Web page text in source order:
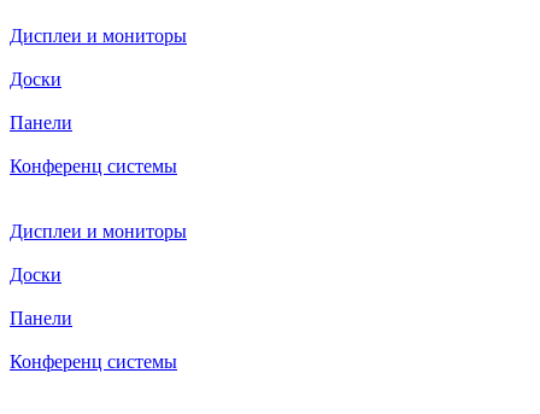
Дисплеи и мониторы
Доски
Панели
Конференц системы
Дисплеи и мониторы
Доски
Панели
Конференц системы